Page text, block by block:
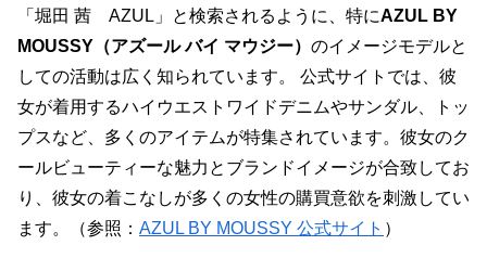
「堀田 茜 AZUL」と検索されるように、特にAZUL BY
MOUSSY（アズール バイ マウジー） のイメージモデルと
しての活動は広く知られています。 公式サイトでは、彼
女が着用するハイウエストワイドデニムやサンダル、トッ
プスなど、多くのアイテムが特集されています。彼女のク
ールビューティーな魅力とブランドイメージが合致してお
り、彼女の着こなしが多くの女性の購買意欲を刺激してい
ます。（参照： AZUL BY MOUSSY 公式サイト ）